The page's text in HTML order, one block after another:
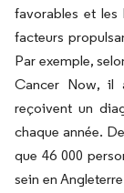
favorables et
facteurs
Par exemple,
Cancer Now, il
reçoivent un
chaque année.
que 46 000
sein en